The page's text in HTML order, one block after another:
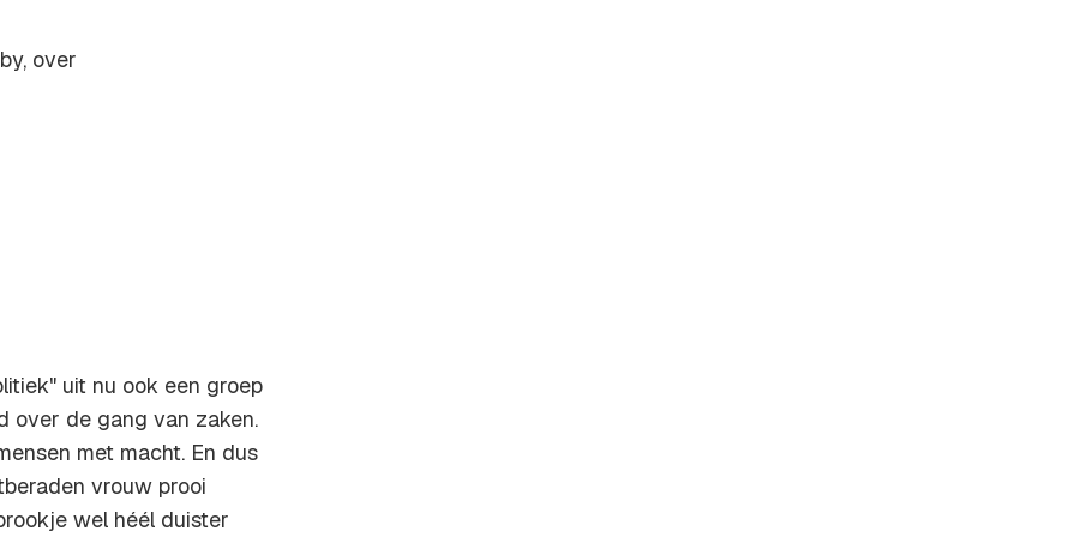
over
uit nu ook een groep
over de gang van zaken.
met macht. En dus
vrouw prooi
wel héél duister